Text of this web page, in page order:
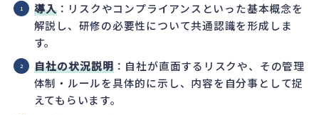
導入：リスクやコンプライアンスといった基本概念を
解説し、研修の必要性について共通認識を形成しま
す。
自社の状況説明：自社が直面するリスクや、その管理
体制・ルールを具体的に示し、内容を自分事として捉
えてもらいます。